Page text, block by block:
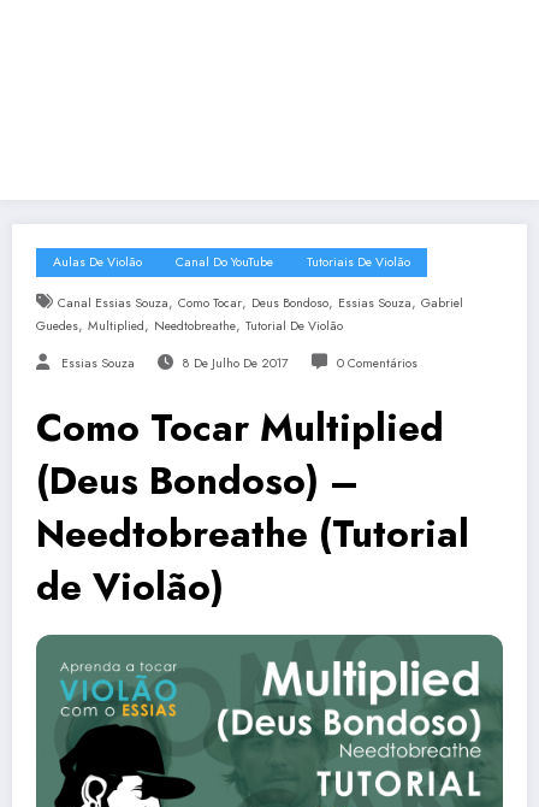
Aulas De Violão Canal Do YouTube Tutoriais De Violão
Canal Essias Souza, Como Tocar, Deus Bondoso, Essias Souza, Gabriel
Guedes, Multiplied, Needtobreathe, Tutorial De Violão
Essias Souza 8 De Julho De 2017 0 Comentários
Como Tocar Multiplied
(Deus Bondoso) –
Needtobreathe (Tutorial
de Violão)